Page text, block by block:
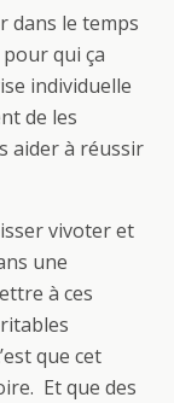
dans le temps
qui ça
individuelle
de les
aider à réussir
vivoter et
une
à ces
que cet
Et que des